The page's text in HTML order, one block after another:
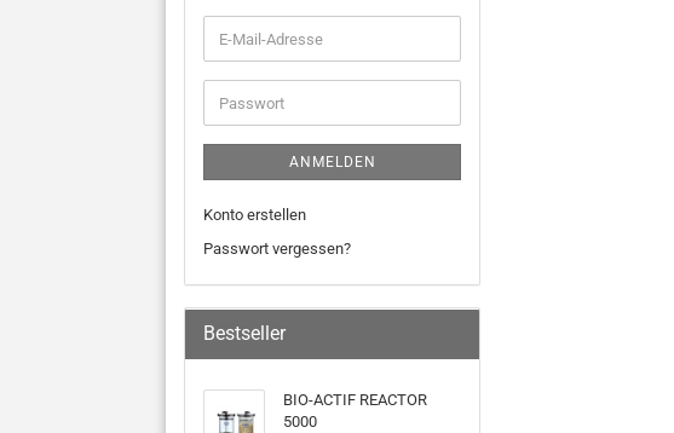
ANMELDEN
Konto erstellen
Passwort vergessen?
Bestseller
BIO-ACTIF REACTOR
5000